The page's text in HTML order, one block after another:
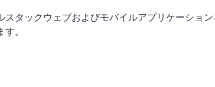
スタックウェブおよびモバイルアプリケーション
。